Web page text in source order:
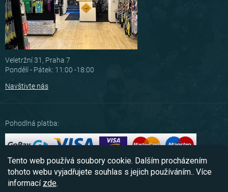
Tento web používá soubory cookie. Dalším procházením
tohoto webu vyjadřujete souhlas s jejich používáním.. Více
informací zde.
Veletržní 31, Praha 7
Pondělí - Pátek: 11:00 -18:00
Navštivte nás
Pohodlná platba:
Možnosti dopravy: